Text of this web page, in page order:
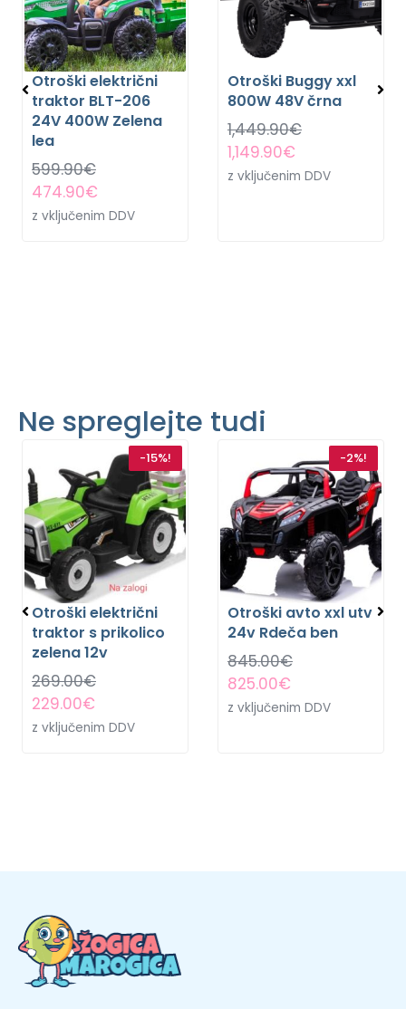
Otroški električni
traktor BLT-206
24V 400W Zelena
lea
599.90€
474.90€
z vključenim DDV
Otroški Buggy xxl
800W 48V črna
1,449.90€
1,149.90€
z vključenim DDV
Ne spreglejte tudi
-15%!
Otroški električni
traktor s prikolico
zelena 12v
269.00€
229.00€
z vključenim DDV
-2%!
Otroški avto xxl utv
24v Rdeča ben
845.00€
825.00€
z vključenim DDV